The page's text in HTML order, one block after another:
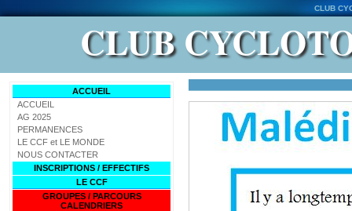
CLUB
CLUB
ACCUEIL
ACCUEIL
AG 2025
PERMANENCES
LE CCF et LE MONDE
NOUS CONTACTER
INSCRIPTIONS / EFFECTIFS
LE CCF
GROUPES / PARCOURS
CALENDRIERS